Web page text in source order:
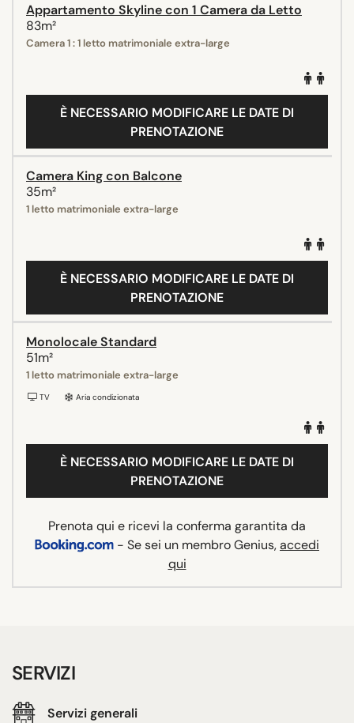
Appartamento Skyline con 1 Camera da Letto
83m²
Camera 1 : 1 letto matrimoniale extra-large
È NECESSARIO MODIFICARE LE DATE DI
PRENOTAZIONE
Camera King con Balcone
35m²
1 letto matrimoniale extra-large
È NECESSARIO MODIFICARE LE DATE DI
PRENOTAZIONE
Monolocale Standard
51m²
1 letto matrimoniale extra-large
TV Aria condizionata
È NECESSARIO MODIFICARE LE DATE DI
PRENOTAZIONE
Prenota qui e ricevi la conferma garantita da
- Se sei un membro Genius,accedi
qui
SERVIZI
Servizi generali